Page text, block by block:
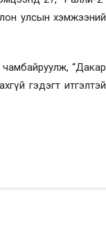
улсын хэмжээний
чамбайруулж, “Дакар
гэдэгт итгэлтэй